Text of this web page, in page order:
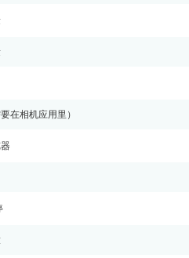
在相机应用里）